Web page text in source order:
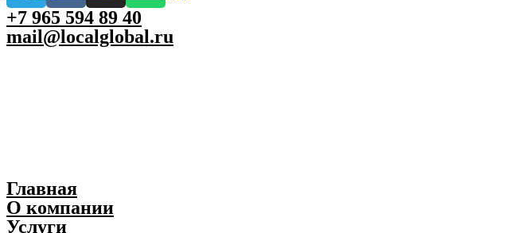
+7 965 594 89 40
mail@localglobal.ru
Главная
О компании
Услуги